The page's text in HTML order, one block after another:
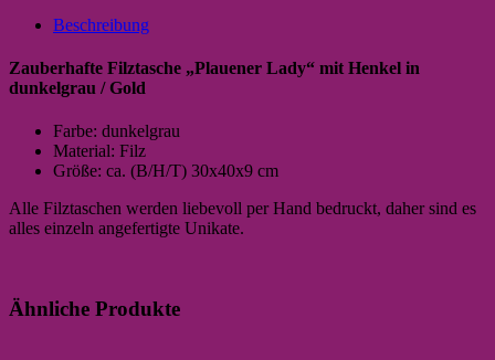
Beschreibung
Zauberhafte Filztasche „Plauener Lady“ mit Henkel in
dunkelgrau / Gold
Farbe: dunkelgrau
Material: Filz
Größe: ca. (B/H/T) 30x40x9 cm
Alle Filztaschen werden liebevoll per Hand bedruckt, daher sind es
alles einzeln angefertigte Unikate.
Ähnliche Produkte